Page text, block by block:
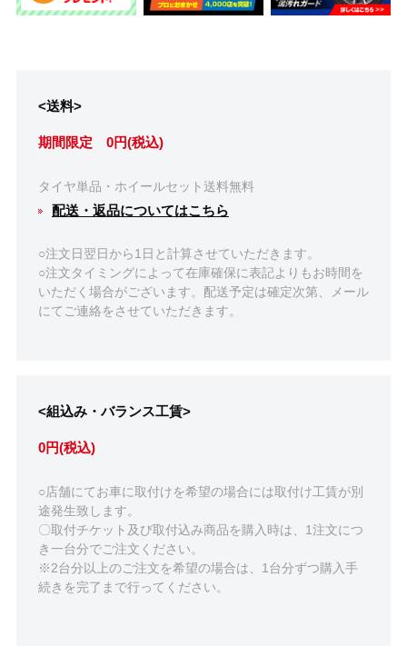
<送料>
期間限定 0円(税込)
タイヤ単品・ホイールセット送料無料
配送・返品についてはこちら
○注文日翌日から1日と計算させていただきます。
○注文タイミングによって在庫確保に表記よりもお時間を
いただく場合がございます。配送予定は確定次第、メール
にてご連絡をさせていただきます。
<組込み・バランス工賃>
0円(税込)
○店舗にてお車に取付けを希望の場合には取付け工賃が別
途発生致します。
〇取付チケット及び取付込み商品を購入時は、1注文につ
き一台分でご注文ください。
※2台分以上のご注文を希望の場合は、1台分ずつ購入手
続きを完了まで行ってください。